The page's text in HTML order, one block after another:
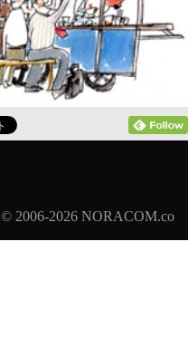
© 2006-2026 NORACOM.co